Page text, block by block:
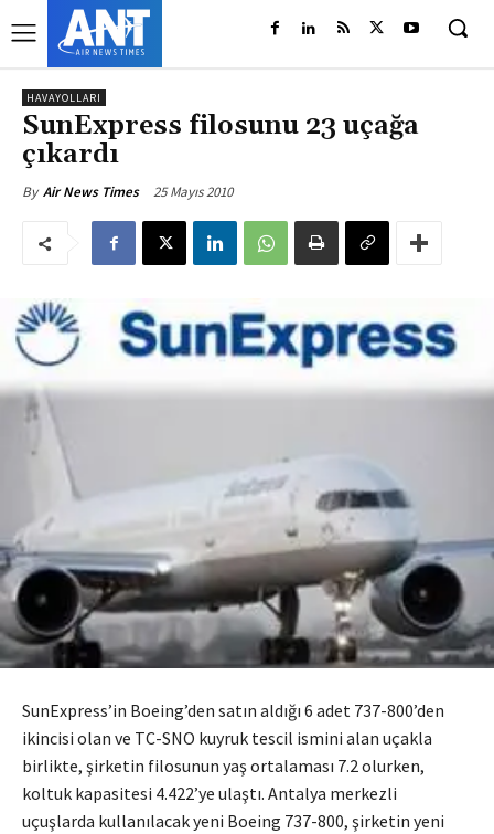
HAVAYOLLARI
SunExpress filosunu 23 uçağa
çıkardı
By Air News Times 25 Mayıs 2010
SunExpress’in Boeing’den satın aldığı 6 adet 737-800’den
ikincisi olan ve TC-SNO kuyruk tescil ismini alan uçakla
birlikte, şirketin filosunun yaş ortalaması 7.2 olurken,
koltuk kapasitesi 4.422’ye ulaştı. Antalya merkezli
uçuşlarda kullanılacak yeni Boeing 737-800, şirketin yeni